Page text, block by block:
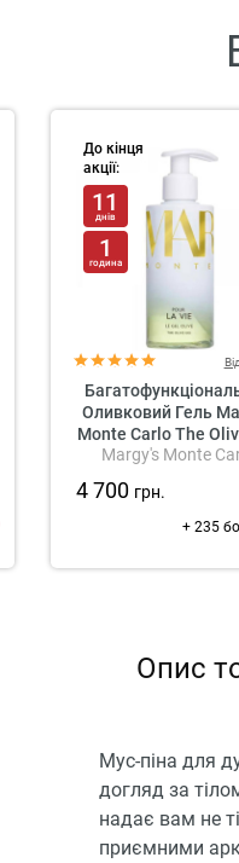
До кінця
акції:
11
днів
1
година
Оливковий Гель
Monte Carlo The
Margy's Monte
4 700 грн.
+ 235
Опис
Мус-піна для
догляд за
надає вам не
приємними